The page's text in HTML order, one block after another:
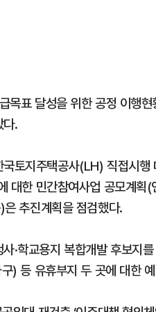
목표 달성을 위한 공정 이행
다.
국토지주택공사(LH) 직접시
한 민간참여사업 공모계획
추진계획을 점검했다.
·학교용지 복합개발 후보지
) 등 유휴부지 두 곳에 대한